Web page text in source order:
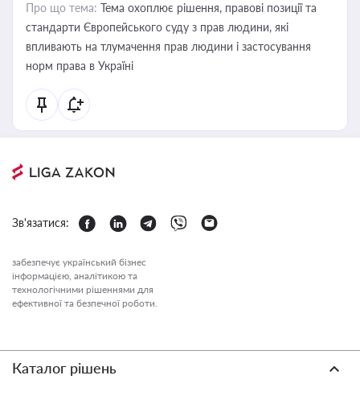
Про що тема: Тема охоплює рішення, правові позиції та
стандарти Європейського суду з прав людини, які
впливають на тлумачення прав людини і застосування
норм права в Україні
Зв'язатися:
забезпечує український бізнес
інформацією, аналітикою та
технологічними рішеннями для
ефективної та безпечної роботи.
Каталог рішень